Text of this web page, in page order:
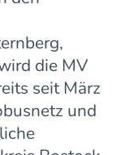
die MV
seit März
und